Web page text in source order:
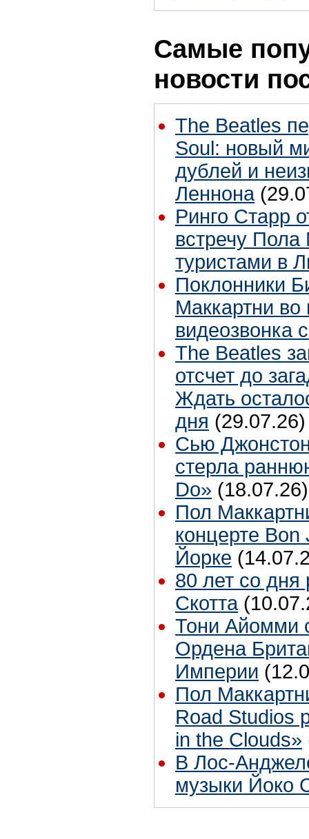
Самые
новости
The Beatles
Soul: новый
дублей и
Леннона
Ринго Старр
встречу Пола
туристами в
Поклонники
Маккартни во
видеозвонка
The Beatles
отсчет до
Ждать
дня (29.07.26)
Сью
стерла
Do» (18.07.26)
Пол
концерте
Йорке
80 лет со
Скотта
Тони Айомми
Ордена
Империи
Пол
Road Studios
in the Clouds»
В Лос-
музыки Йоко